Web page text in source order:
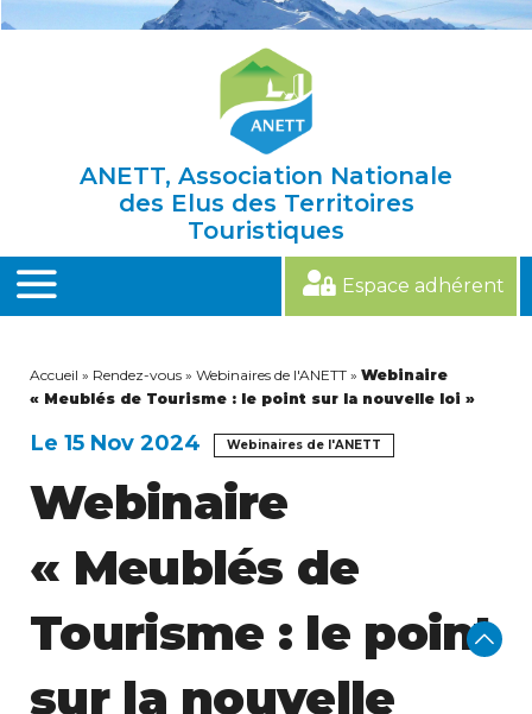
ANETT, Association Nationale
des Elus des Territoires
Touristiques
MENU
Espace adhérent
Accueil » Rendez-vous » Webinaires de l'ANETT » Webinaire
« Meublés de Tourisme : le point sur la nouvelle loi »
Le 15 Nov 2024 Webinaires de l'ANETT
Webinaire
« Meublés de
Tourisme : le point
sur la nouvelle